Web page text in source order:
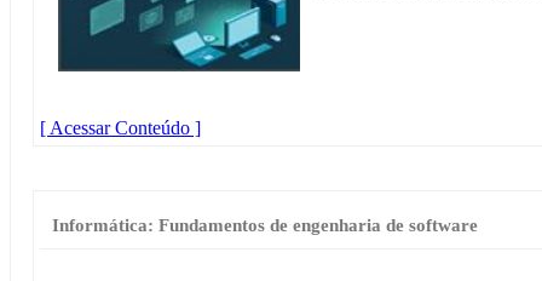
[ Acessar Conteúdo ]
Informática: Fundamentos de engenharia de software